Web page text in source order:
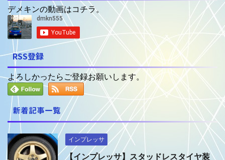
デメキンの動画はコチラ。
RSS登録
よろしかったらご登録お願いします。
新着記事一覧
インプレッサ
【インプレッサ】スタッドレスタイヤ装